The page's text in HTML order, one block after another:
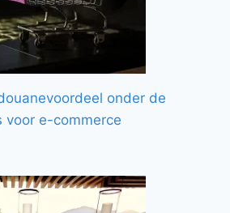
onder de
voor e-commerce